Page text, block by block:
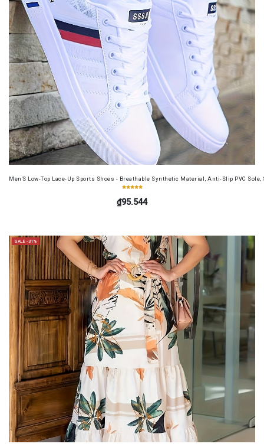
Men'S Low-Top Lace-Up Sports Shoes - Breathable Synthetic Material, Anti-Slip PVC
₫95.544
SALE -31%